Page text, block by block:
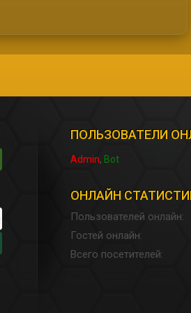
ПОЛЬЗОВАТЕЛИ
Admin Bot
ОНЛАЙН
Пользователей онлайн
Гостей онлайн
Всего посетителей